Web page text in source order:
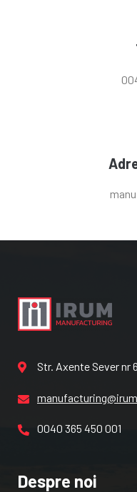
Str. Axente Sever nr
0040 365 450 001
Despre noi